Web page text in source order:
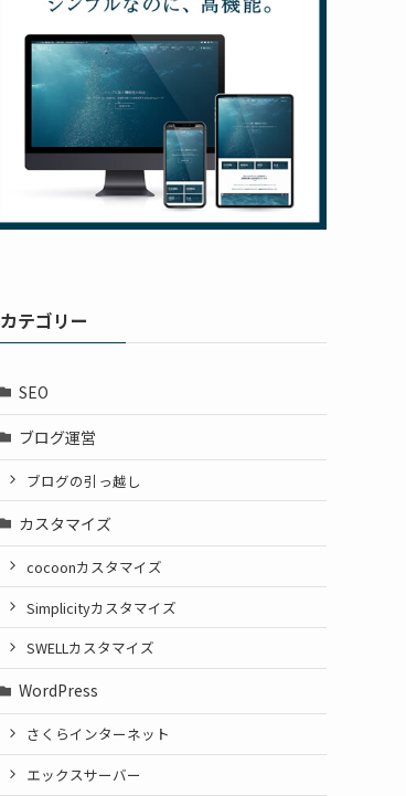
カテゴリー
SEO
ブログ運営
ブログの引っ越し
カスタマイズ
cocoonカスタマイズ
Simplicityカスタマイズ
SWELLカスタマイズ
WordPress
さくらインターネット
エックスサーバー